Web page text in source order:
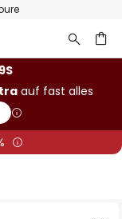
Zahlarten
auf fast alles